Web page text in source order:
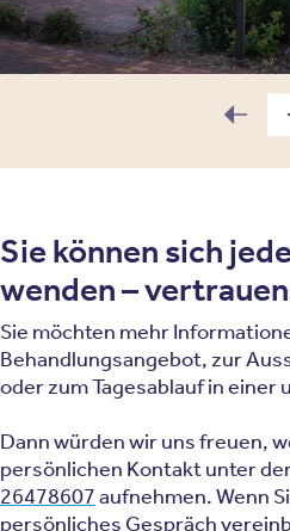
Sie können sich
wenden –
Sie möchten mehr
Behandlungsangebot, zur
oder zum Tagesablauf in einer
Dann würden wir uns freuen,
persönlichen Kontakt unter
26478607aufnehmen. Wenn
persönliches Gespräch